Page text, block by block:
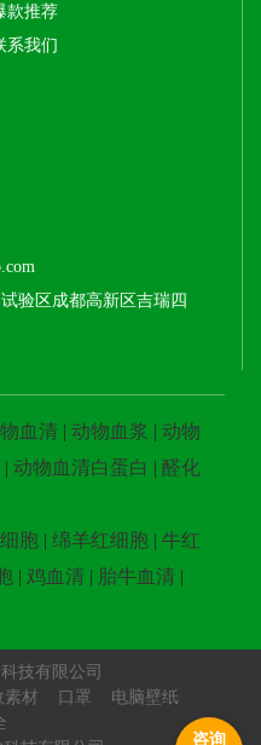
咨询
款推荐
系我们
验区成都高新区吉瑞四
血清 | 动物血浆 | 动物
| 动物血清白蛋白 | 醛化
胞 | 绵羊红细胞 | 牛红
| 鸡血清 | 胎牛血清 |
技有限公司
素材 口罩
电脑壁纸